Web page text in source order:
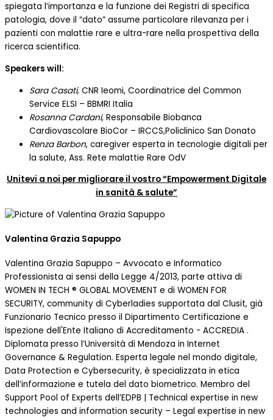
spiegata l’importanza e la funzione dei Registri di specifica
patologia, dove il “dato” assume particolare rilevanza per i
pazienti con malattie rare e ultra-rare nella prospettiva della
ricerca scientifica.
Speakers will:
Sara Casati, CNR Ieomi, Coordinatrice del Common
Service ELSI – BBMRI Italia
Rosanna Cardani, Responsabile Biobanca
Cardiovascolare BioCor – IRCCS,Policlinico San Donato
Renza Barbon, caregiver esperta in tecnologie digitali per
la salute, Ass. Rete malattie Rare OdV
Unitevi a noi per migliorare il vostro “Empowerment Digitale
in sanità & salute”
Valentina Grazia Sapuppo
Valentina Grazia Sapuppo – Avvocato e Informatico
Professionista ai sensi della Legge 4/2013, parte attiva di
WOMEN IN TECH ® GLOBAL MOVEMENT e di WOMEN FOR
SECURITY, community di Cyberladies supportata dal Clusit, già
Funzionario Tecnico presso il Dipartimento Certificazione e
Ispezione dell'Ente Italiano di Accreditamento - ACCREDIA .
Diplomata presso l’Università di Mendoza in Internet
Governance & Regulation. Esperta legale nel mondo digitale,
Data Protection e Cybersecurity, è specializzata in etica
dell’informazione e tutela del dato biometrico. Membro del
Support Pool of Experts dell’EDPB | Technical expertise in new
technologies and information security – Legal expertise in new